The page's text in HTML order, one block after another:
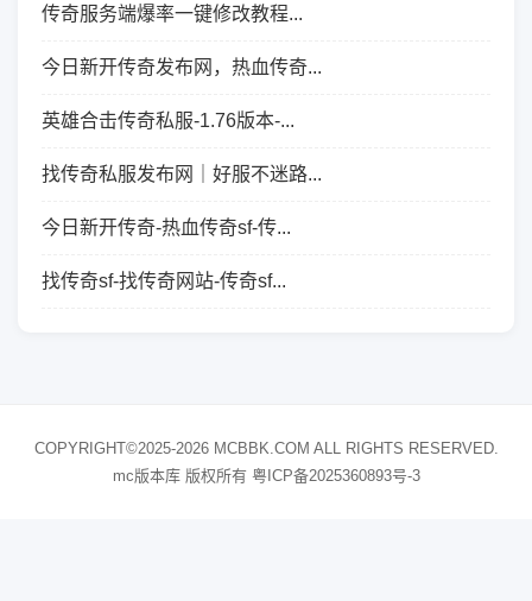
传奇服务端爆率一键修改教程...
今日新开传奇发布网，热血传奇...
英雄合击传奇私服-1.76版本-...
找传奇私服发布网｜好服不迷路...
今日新开传奇-热血传奇sf-传...
找传奇sf-找传奇网站-传奇sf...
COPYRIGHT©2025-2026 MCBBK.COM ALL RIGHTS RESERVED.
mc版本库 版权所有 粤ICP备2025360893号-3